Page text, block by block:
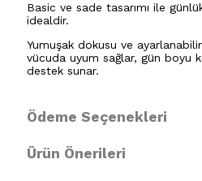
Basic ve sade tasarımı ile
idealdir.
Yumuşak dokusu ve ayarlanabilir
vücuda uyum sağlar, gün boyu
destek sunar.
Ödeme Seçenekleri
Ürün Önerileri